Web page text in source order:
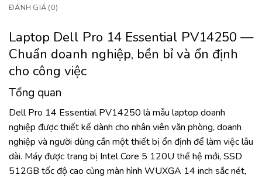
ĐÁNH GIÁ (0)
Laptop Dell Pro 14 Essential PV14250 —
Chuẩn doanh nghiệp, bền bỉ và ổn định
cho công việc
Tổng quan
Dell Pro 14 Essential PV14250 là mẫu laptop doanh
nghiệp được thiết kế dành cho nhân viên văn phòng, doanh
nghiệp và người dùng cần một thiết bị ổn định để làm việc lâu
dài. Máy được trang bị Intel Core 5 120U thế hệ mới, SSD
512GB tốc độ cao cùng màn hình WUXGA 14 inch sắc nét,